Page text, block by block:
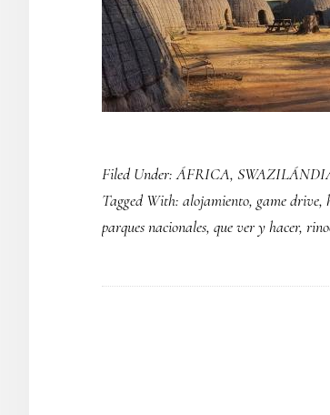
Filed Under:ÁFRICA,
Tagged With: alojamiento, game drive,
parques nacionales, que ver y hacer,